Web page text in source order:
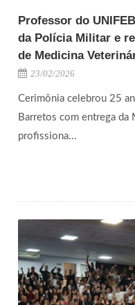
Professor do
da Polícia Militar e
de Medicina
23/02/2026
Cerimônia celebrou 25
Barretos com entrega da
profissiona...